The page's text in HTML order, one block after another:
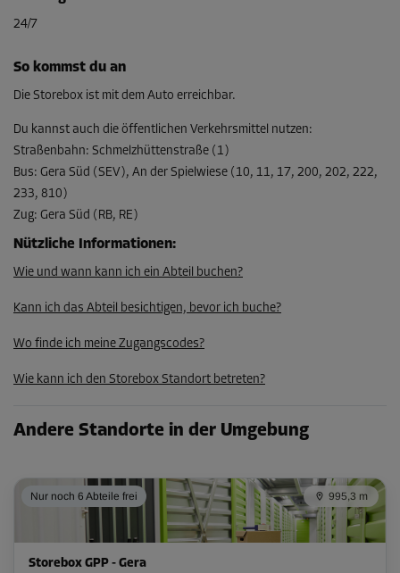
-15%
120,00 EUR/Mon
101,99 EUR/Mon
Abteil 29
Fläche: 4,3 m²
Volumen: 10,3 m³
-15%
107,00 EUR/Mon
90,94 EUR/Mon
24/7
So kommst du an
Die Storebox ist mit dem Auto erreichbar.
Du kannst auch die öffentlichen Verkehrsmittel nutzen:
Straßenbahn: Schmelzhüttenstraße (1)
Bus: Gera Süd (SEV), An der Spielwiese (10, 11, 17, 200, 202, 222,
233, 810)
Zug: Gera Süd (RB, RE)
Nützliche Informationen:
Wie und wann kann ich ein Abteil buchen?
Kann ich das Abteil besichtigen, bevor ich buche?
Wo finde ich meine Zugangscodes?
Wie kann ich den Storebox Standort betreten?
Andere Standorte in der Umgebung
Nur noch 6 Abteile frei 995,3 m
Storebox GPP - Gera